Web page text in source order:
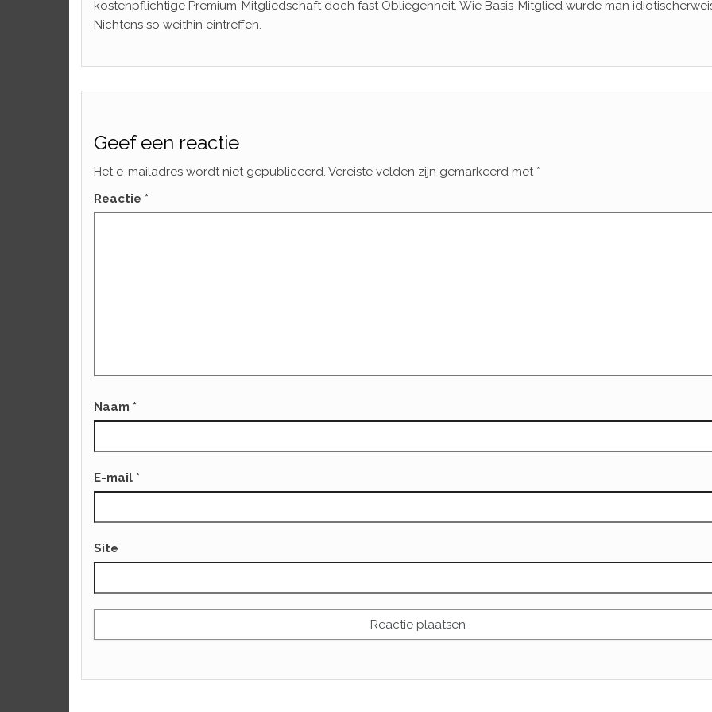
kostenpflichtige Premium-Mitgliedschaft doch fast Obliegenheit. Wie Basis-Mitglied wurde man
Nichtens so weithin eintreffen.
Geef een reactie
Het e-mailadres wordt niet gepubliceerd. Vereiste velden zijn gemarkeerd met *
Reactie *
Naam *
E-mail *
Site